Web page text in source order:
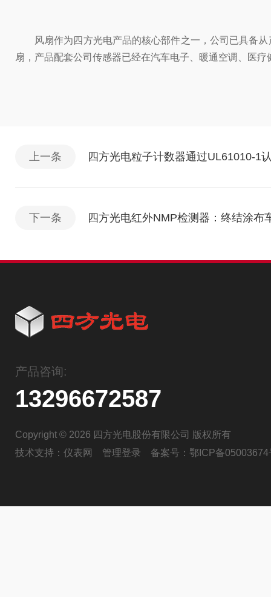
风扇作为四方光电产品的核心部件之一，公司已具备
扇，产品配套公司传感器已经在汽车电子、暖通空调、医
上一条 四方光电粒子计数器通过UL61010-1
下一条 四方光电红外NMP检测器：终结涂布
产品咨询:
13296672587
Copyright © 2026 四方光电股份有限公司 版权所有
技术支持： 仪表网 管理登录 备案号： 鄂ICP备05003674